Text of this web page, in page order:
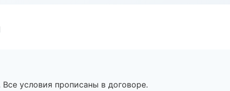
условия прописаны в договоре.